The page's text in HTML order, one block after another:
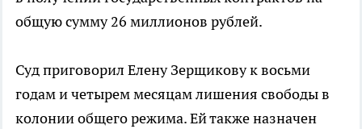
общую сумму 26 миллионов рублей.
Суд приговорил Елену Зерщикову к восьми
годам и четырем месяцам лишения свободы в
колонии общего режима. Ей также назначен